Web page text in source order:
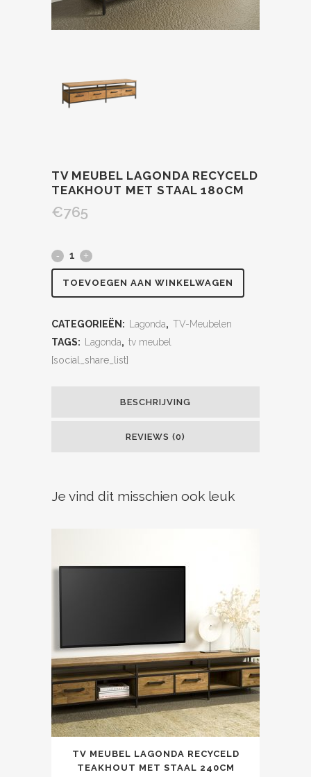
TV MEUBEL LAGONDA RECYCELD
TEAKHOUT MET STAAL 180CM
€765
TOEVOEGEN AAN WINKELWAGEN
CATEGORIEËN: Lagonda, TV-Meubelen
TAGS:
Lagonda, tv meubel
[social_share_list]
BESCHRIJVING
REVIEWS (0)
Je vind dit misschien ook leuk
TV MEUBEL LAGONDA RECYCELD
TEAKHOUT MET STAAL 240CM